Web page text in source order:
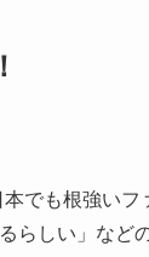
でも根強いフ
らしい」など